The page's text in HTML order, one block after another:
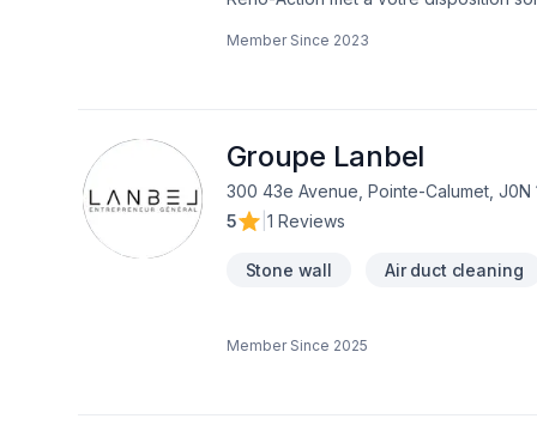
Lanaudière,Laval,Montréal. Grâce à
Member Since 2023
Groupe Lanbel
300 43e Avenue, Pointe-Calumet, J0N
5
1 Reviews
Stone wall Air duct cleaning
Member Since 2025